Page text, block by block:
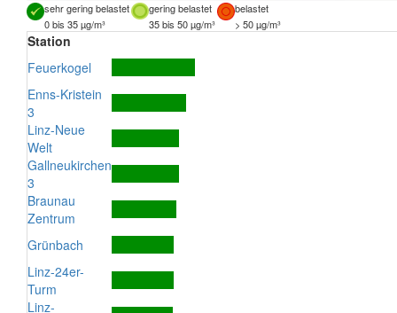
sehr gering belastet gering belastet
belastet
0 bis 35 µg/m³
35 bis 50 µg/m³ > 50 µg/m³
Station
Feuerkogel
Enns-Kristein
3
Linz-Neue
Welt
Gallneukirchen
3
Braunau
Zentrum
Grünbach
Linz-24er-
Turm
Linz-